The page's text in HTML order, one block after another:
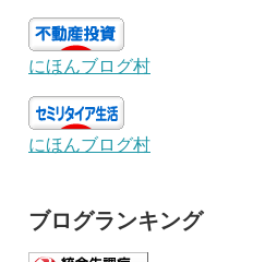
にほんブログ村
にほんブログ村
ブログランキング